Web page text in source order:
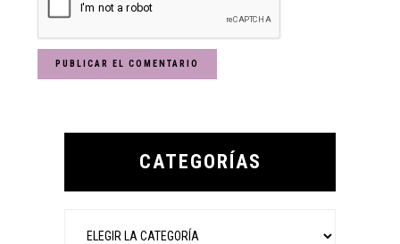
Primary
CATEGORÍAS